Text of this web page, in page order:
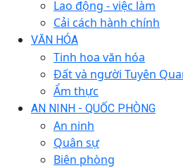
Lao động - việc làm
Cải cách hành chính
VĂN HÓA
Tinh hoa văn hóa
Đất và người Tuyên
Ẩm thực
AN NINH - QUỐC PHÒNG
An ninh
Quân sự
Biên phòng